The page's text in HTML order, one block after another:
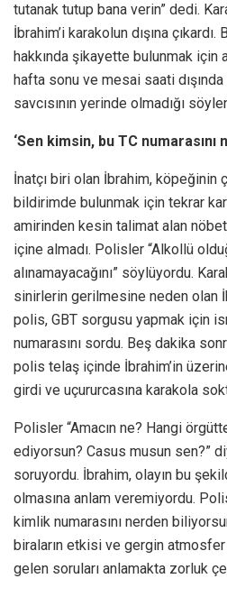
tutanak tutup bana verin” dedi.
İbrahim’i karakolun dışına
hakkında şikayette bulunmak için
hafta sonu ve mesai saati
savcısının yerinde olmadığı
‘Sen kimsin, bu TC
İnatçı biri olan İbrahim, köpeğinin
bildirimde bulunmak için tekrar
amirinden kesin talimat alan
içine almadı. Polisler “Alkollü
alınamayacağını” söylüyordu.
sinirlerin gerilmesine neden olan
polis, GBT sorgusu yapmak için
numarasını sordu. Beş dakika
polis telaş içinde İbrahim’in
girdi ve uçururcasına karakola
Polisler “Amacın ne? Hangi
ediyorsun? Casus musun sen?​”
soruyordu. İbrahim, olayın bu
olmasına anlam veremiyordu.
kimlik numarasını nerden
biraların etkisi ve gergin
gelen soruları anlamakta zorluk